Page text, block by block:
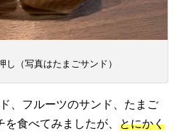
し（写真はたまごサンド）
、フルーツのサンド、たまご
食べてみましたが、 とにかく